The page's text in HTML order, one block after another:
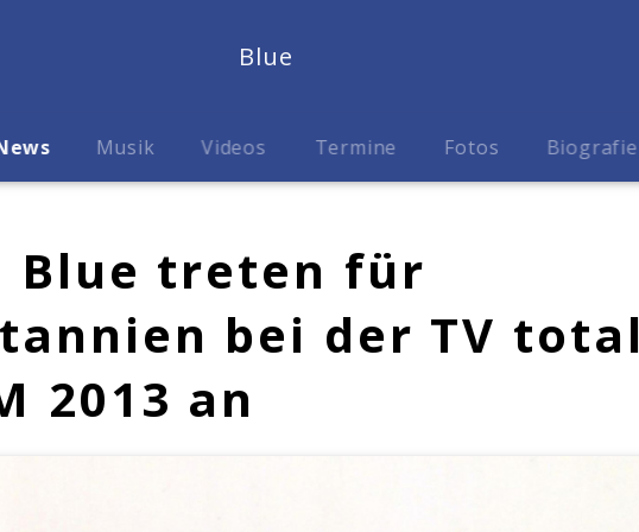
Blue
Musik Videos Termine Fotos Biografie
Blue treten für
bei der TV total
2013 an